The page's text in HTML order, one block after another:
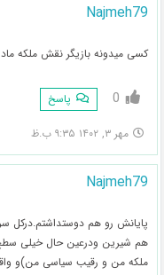
Najmeh79
کسی میدونه بازیگر نقش ملکه
0 پاسخ
مهر ۳, ۱۴۰۲ ۹:۳۵ ب.ظ
Najmeh79
پایانش رو هم
هم شیرین ودرعین حال خیلی
ملکه من و رقیب سیاسی من)و